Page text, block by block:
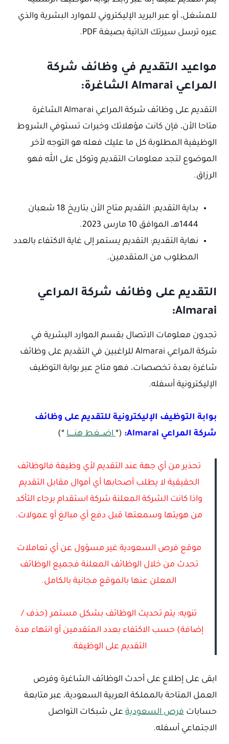
للمشغل، أو عبر البريد الإليكتروني للموارد البشرية والذي
عبره ترسل سيرتك الذاتية بصيغة PDF.
مواعيد التقديم في وظائف شركة
المراعي Almarai الشاغرة:
التقديم على وظائف شركة المراعي Almarai الشاغرة
متاحا الأن، فإن كانت مؤهلاتك وخبرات تستوفي الشروط
الوظيفية المطلوبة كل ما عليك فعله هو التوجه لأخر
الموضوع لتجد معلومات التقديم وتوكل على الله فهو
الرزاق.
بداية التقديم: التقديم متاح الأن بتاريخ 18 شعبان
1444هـ، الموافق 10 مارس 2023.
نهاية التقديم: التقديم يستمر إلى غاية الاكتفاء بالعدد
المطلوب من المتقدمين.
التقديم على وظائف شركة المراعي
Almarai:
تجدون معلومات الاتصال بقسم الموارد البشرية في
شركة المراعي Almarai للراغبين في التقديم على وظائف
شاغرة بعدة تخصصات، فهو متاح عبر بوابة التوظيف
الإليكترونية أسفله.
بوابة التوظيف الإليكترونية للتقديم على وظائف
شركة المراعي Almarai:
(*اضـــغط هنـــــا *)
تحذير من أي جهة عند التقديم لأي وظيفة فالوظائف
الحقيقية لا يطلب أصحابها أي أموال مقابل التقديم
واذا كانت الشركة المعلنة شركة استقدام برجاء التأكد
من هويتها وسمعتها قبل دفع أي مبالغ أو عمولات.
موقع فرص السعودية غير مسؤول عن أي تعاملات
تحدث من خلال الوظائف المعلنة فجميع الوظائف
المعلن عنها بالموقع مجانية بالكامل.
تنويه: يتم تحديث الوظائف بشكل مستمر (حذف /
إضافة) حسب الاكتفاء بعدد المتقدمين أو انتهاء مدة
التقديم على الوظيفة.
ابقى على إطلاع على أحدث الوظائف الشاغرة وفرص
العمل المتاحة بالمملكة العربية السعودية، عبر متابعة
حسابات فرص السعودية على شبكات التواصل
الاجتماعي أسفله.